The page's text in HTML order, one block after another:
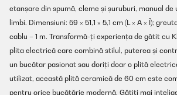
etanșare din spumă, cleme și șuruburi, manual
limbi. Dimensiuni: 59 × 51,1 × 5,1 cm (L × A × Î);
cablu – 1 m. Transformă-ți experiența de gătit cu
plita electrică care combină stilul, puterea și
un bucătar pasionat sau doriți doar o plită
utilizat, această plită ceramică de 60 cm este
pentru orice bucătărie modernă. Gătiți mai